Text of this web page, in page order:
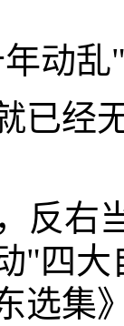
动乱
已经
当
"四
选集